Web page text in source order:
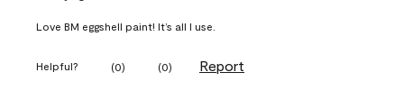
Love BM eggshell paint! It’s all I use.
Helpful? (0) (0) Report